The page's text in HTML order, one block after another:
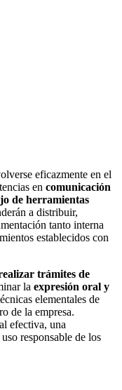
eficazmente en el
en comunicación
de herramientas
a distribuir,
tanto interna
establecidos con
trámites de
la expresión oral y
elementales de
de la empresa.
efectiva, una
responsable de los